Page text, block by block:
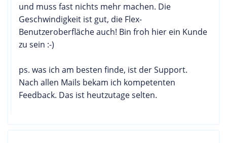
und muss fast nichts mehr machen. Die
Geschwindigkeit ist gut, die Flex-
Benutzeroberfläche auch! Bin froh hier ein Kunde
zu sein :-)
ps. was ich am besten finde, ist der Support.
Nach allen Mails bekam ich kompetenten
Feedback. Das ist heutzutage selten.